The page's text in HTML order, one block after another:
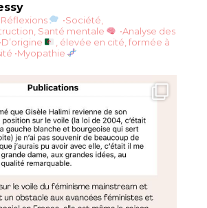
Réflexions
•Société,
Santé mentale
•Analyse des
•D’origine
, élevée en cité, formée à
•Myopathie